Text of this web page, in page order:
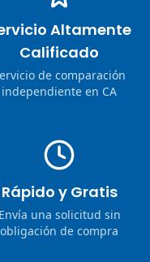
Altamente
Calificado
de comparación
independiente en CA
Rápido y Gratis
Envía una solicitud sin
obligación de compra